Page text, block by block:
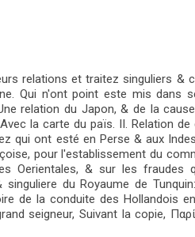
relations et traitez singuliers &
Qui n'ont point este mis dans
relation du Japon, & de la
la carte du païs. II. Relation de
qui ont esté en Perse & aux
pour l'establissement du
Oerientales, & sur les fraudes
du Royaume de
de la conduite des Hollandois
seigneur, Suivant la copie,